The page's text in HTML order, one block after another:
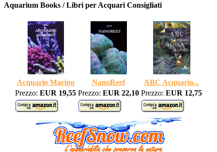
Aquarium Books / Libri per Acquari Consigliati
Acquario Marino NanoReef
ABC Acquario...
Prezzo: EUR 19,55 Prezzo: EUR 22,10 Prezzo: EUR 12,75